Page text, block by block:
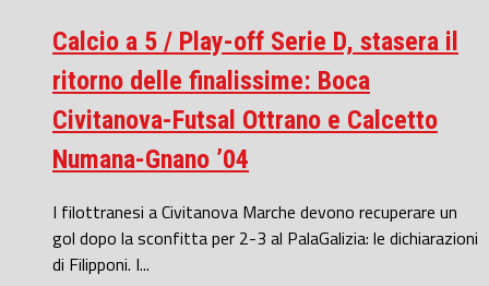
Calcio a 5 / Play-off Serie D, stasera il
ritorno delle finalissime: Boca
Civitanova-Futsal Ottrano e Calcetto
Numana-Gnano ’04
I filottranesi a Civitanova Marche devono recuperare un
gol dopo la sconfitta per 2-3 al PalaGalizia: le dichiarazioni
di Filipponi. I...